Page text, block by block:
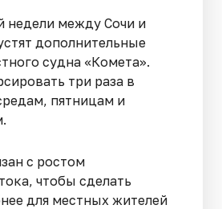
недели между Сочи и
дополнительные
судна «Комета».
три раза в
пятницам и
с ростом
чтобы сделать
для местных жителей